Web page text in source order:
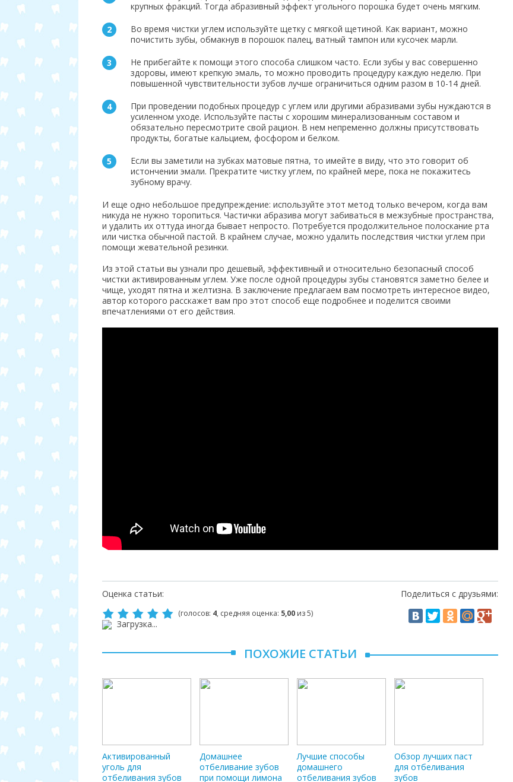
крупных фракций. Тогда абразивный эффект угольного порошка будет очень мягким.
Во время чистки углем используйте щетку с мягкой щетиной. Как вариант, можно
почистить зубы, обмакнув в порошок палец, ватный тампон или кусочек марли.
Не прибегайте к помощи этого способа слишком часто. Если зубы у вас совершенно
здоровы, имеют крепкую эмаль, то можно проводить процедуру каждую неделю. При
повышенной чувствительности зубов лучше ограничиться одним разом в 10-14 дней.
При проведении подобных процедур с углем или другими абразивами зубы нуждаются в
усиленном уходе. Используйте пасты с хорошим минерализованным составом и
обязательно пересмотрите свой рацион. В нем непременно должны присутствовать
продукты, богатые кальцием, фосфором и белком.
Если вы заметили на зубках матовые пятна, то имейте в виду, что это говорит об
истончении эмали. Прекратите чистку углем, по крайней мере, пока не покажитесь
зубному врачу.
И еще одно небольшое предупреждение: используйте этот метод только вечером, когда вам
никуда не нужно торопиться. Частички абразива могут забиваться в межзубные пространства,
и удалить их оттуда иногда бывает непросто. Потребуется продолжительное полоскание рта
или чистка обычной пастой. В крайнем случае, можно удалить последствия чистки углем при
помощи жевательной резинки.
Из этой статьи вы узнали про дешевый, эффективный и относительно безопасный способ
чистки активированным углем. Уже после одной процедуры зубы становятся заметно белее и
чище, уходят пятна и желтизна. В заключение предлагаем вам посмотреть интересное видео,
автор которого расскажет вам про этот способ еще подробнее и поделится своими
впечатлениями от его действия.
Оценка статьи:
(голосов: 4, средняя оценка: 5,00 из 5)
Загрузка...
Поделиться с друзьями:
ПОХОЖИЕ СТАТЬИ
Активированный
уголь для
отбеливания зубов
Домашнее
отбеливание зубов
при помощи лимона
Лучшие способы
домашнего
отбеливания зубов
Обзор лучших паст
для отбеливания
зубов